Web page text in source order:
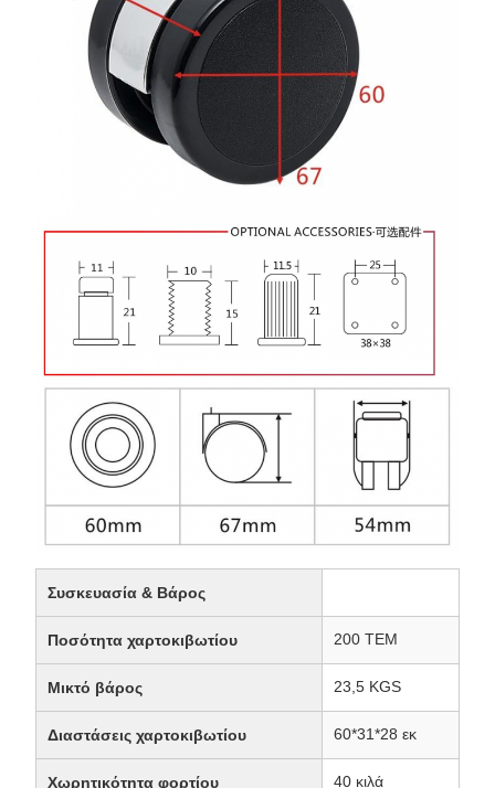
Συσκευασία & Βάρος
Ποσότητα χαρτοκιβωτίου 200 ΤΕΜ
Μικτό βάρος 23,5 KGS
Διαστάσεις χαρτοκιβωτίου 60*31*28 εκ
Χωρητικότητα φορτίου 40 κιλά